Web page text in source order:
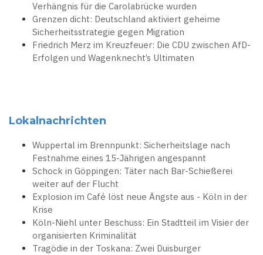
Verhängnis für die Carolabrücke wurden
Grenzen dicht: Deutschland aktiviert geheime
Sicherheitsstrategie gegen Migration
Friedrich Merz im Kreuzfeuer: Die CDU zwischen AfD-
Erfolgen und Wagenknecht’s Ultimaten
Lokalnachrichten
Wuppertal im Brennpunkt: Sicherheitslage nach
Festnahme eines 15-Jährigen angespannt
Schock in Göppingen: Täter nach Bar-Schießerei
weiter auf der Flucht
Explosion im Café löst neue Ängste aus - Köln in der
Krise
Köln-Niehl unter Beschuss: Ein Stadtteil im Visier der
organisierten Kriminalität
Tragödie in der Toskana: Zwei Duisburger